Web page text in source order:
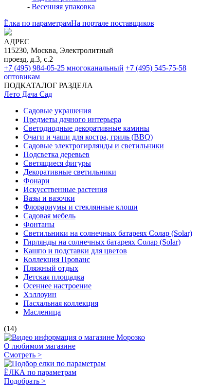
- Весенняя упаковка
Ёлка по параметрамНа портале поставщиков
АДРЕС
115230, Москва, Электролитный
проезд, д.3, с.2
+7 (495) 984-05-25 многоканальный +7 (495) 545-75-58
оптовикам
ПОДКАТАЛОГ РАЗДЕЛА
Лето Дача Сад
Садовые украшения
Предметы дачного интерьера
Светодиодные декоративные камины
Очаги и чаши для костра, гриль (BBQ)
Садовые электрогирлянды и светильники
Подсветка деревьев
Светящиеся фигуры
Декоративные светильники
Фонари
Искусственные растения
Вазы и вазочки
Флорариумы и стеклянные клоши
Садовая мебель
Фонтаны
Светильники на солнечных батареях Солар (Solar)
Гирлянды на солнечных батареях Солар (Solar)
Кашпо и подставки для цветов
Коллекция Прованс
Пляжный отдых
Детская площадка
Осеннее настроение
Хэллоуин
Пасхальная коллекция
Масленица
(14)
О любимом магазине
Смотреть >
ЁЛКА по параметрам
Подобрать >